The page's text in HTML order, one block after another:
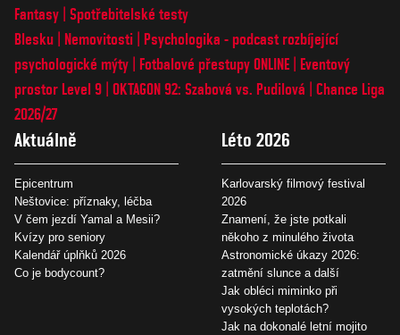
Fantasy Spotřebitelské testy
Blesku
Nemovitosti
Psychologika - podcast rozbíjející
psychologické mýty
Fotbalové přestupy ONLINE
Eventový
prostor Level 9 OKTAGON 92: Szabová vs. Pudilová
Chance Liga
2026/27
Aktuálně
Epicentrum
Neštovice: příznaky, léčba
V čem jezdí Yamal a Mesii?
Kvízy pro seniory
Kalendář úplňků 2026
Co je bodycount?
Léto 2026
Karlovarský filmový festival
2026
Znamení, že jste potkali
někoho z minulého života
Astronomické úkazy 2026:
zatmění slunce a další
Jak obléci miminko při
vysokých teplotách?
Jak na dokonalé letní mojito